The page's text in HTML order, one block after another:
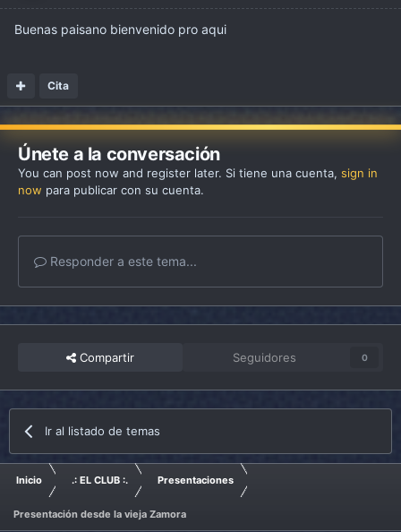
Buenas paisano bienvenido pro aqui
Cita
Únete a la conversación
You can post now and register later. Si tiene una cuenta, sign in
now para publicar con su cuenta.
Responder a este tema...
Compartir Seguidores 0
Ir al listado de temas
Inicio .: EL CLUB :. Presentaciones
Presentación desde la vieja Zamora